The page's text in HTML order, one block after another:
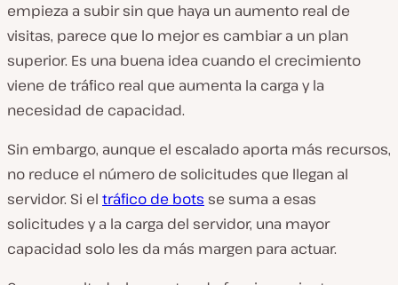
empieza a subir sin que haya un aumento real de
visitas, parece que lo mejor es cambiar a un plan
superior. Es una buena idea cuando el crecimiento
viene de tráfico real que aumenta la carga y la
necesidad de capacidad.
Sin embargo, aunque el escalado aporta más recursos,
no reduce el número de solicitudes que llegan al
servidor. Si el tráfico de bots se suma a esas
solicitudes y a la carga del servidor, una mayor
capacidad solo les da más margen para actuar.